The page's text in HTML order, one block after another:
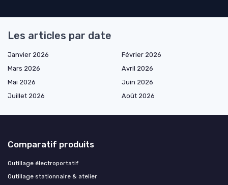
Les articles par date
Janvier 2026
Février 2026
Mars 2026
Avril 2026
Mai 2026
Juin 2026
Juillet 2026
Août 2026
Comparatif produits
Outillage électroportatif
Outillage stationnaire & atelier